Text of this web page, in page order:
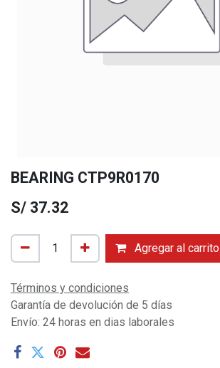
BEARING CTP9R0170
S/ 37.32
Agregar al carrito
Términos y condiciones
Garantía de devolución de 5 días
Envío: 24 horas en dias laborales